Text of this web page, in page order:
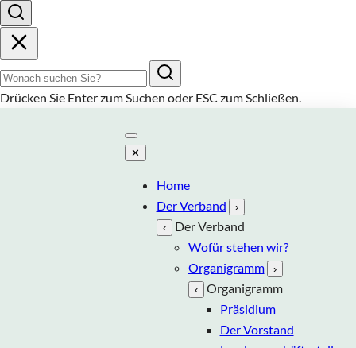
Suchbegriff
Drücken Sie Enterzum Suchen oder ESCzum Schließen.
✕
Home
Der Verband
›
‹
Der Verband
Wofür stehen wir?
Organigramm
›
‹
Organigramm
Präsidium
Der Vorstand